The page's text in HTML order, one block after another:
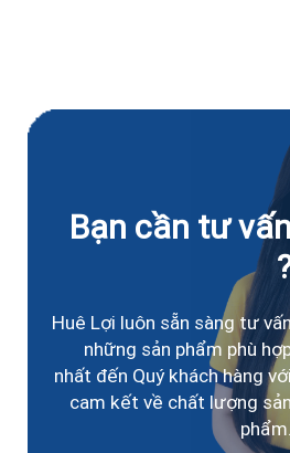
Bạn cần tư vấn
Huê Lợi luôn sẵn sàng tư
những sản phẩm phù
nhất đến Quý khách hàng với
cam kết về chất lượng sản
phẩm.